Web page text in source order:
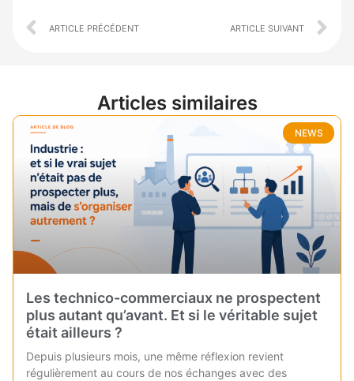
Prev
ARTICLE PRÉCÉDENT ARTICLE SUIVANT
Articles similaires
NEWS
Les technico-commerciaux ne prospectent
plus autant qu’avant. Et si le véritable sujet
était ailleurs ?
Depuis plusieurs mois, une même réflexion revient
régulièrement au cours de nos échanges avec des